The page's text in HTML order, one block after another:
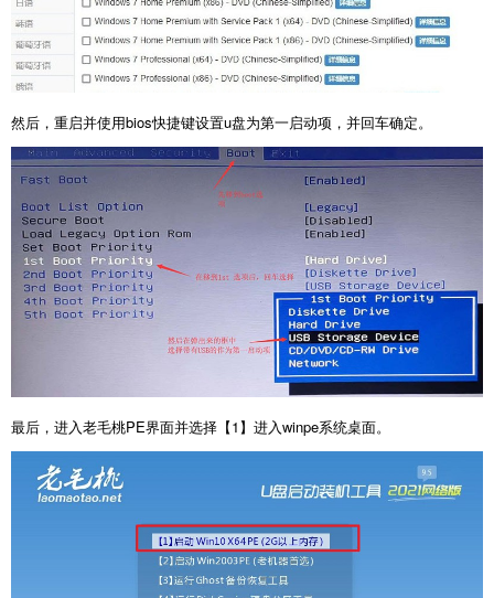
然后，重启并使用bios快捷键设置u盘为第一启动项，并回车确定。
最后，进入老毛桃PE界面并选择【1】进入winpe系统桌面。